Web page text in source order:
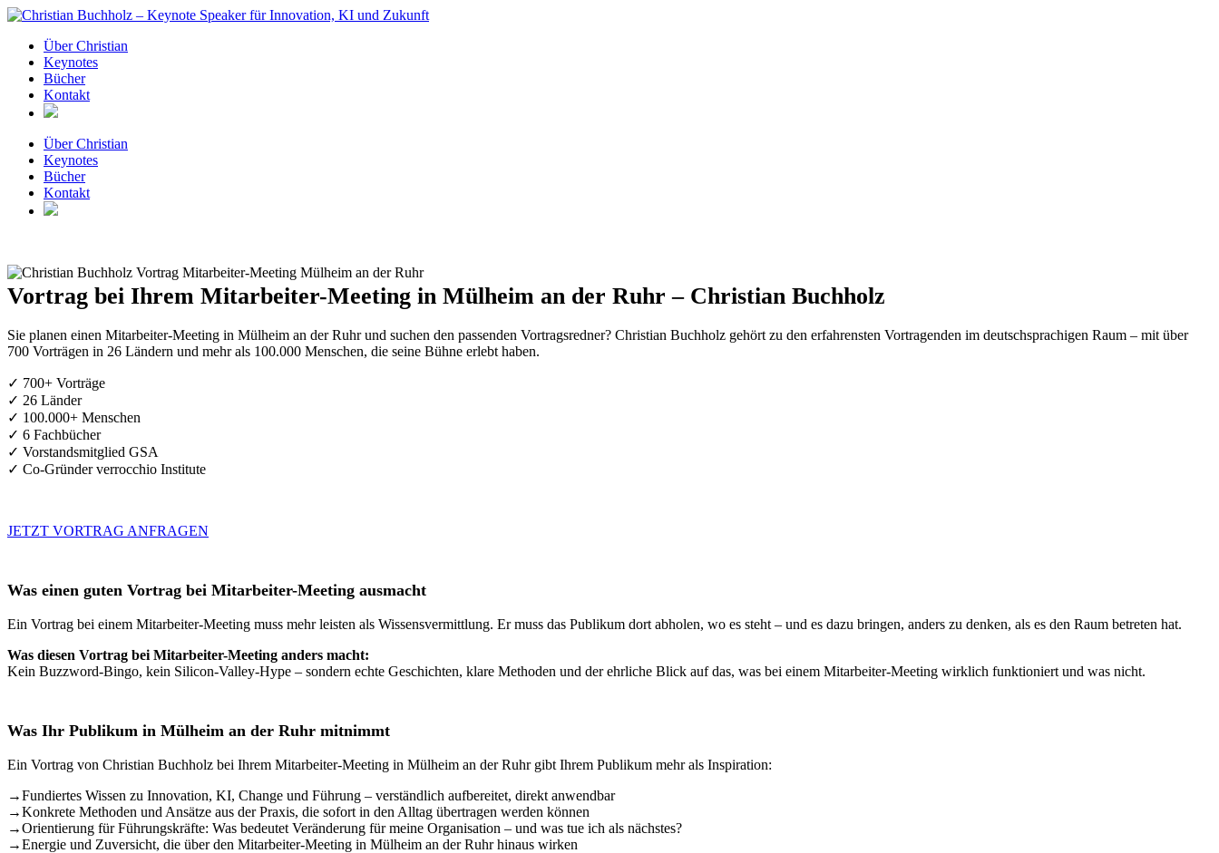
Zum
springenÜber Christian
Keynotes
Bücher
Kontakt
Über Christian
Keynotes
Bücher
Kontakt
Vortrag bei Ihrem Mitarbeiter-Meeting in Mülheim an der Ruhr – Christian Buchholz
Sie planen einen Mitarbeiter-Meeting in Mülheim an der Ruhr und suchen den passenden Vortragsredner? Christian Buchholz gehört zu den erfahrensten Vortragenden im deutschsprachigen Raum – mit über
700 Vorträgen in 26 Ländern und mehr als 100.000 Menschen, die seine Bühne erlebt haben.
✓ 700+ Vorträge
✓ 26 Länder
✓ 100.000+ Menschen
✓ 6 Fachbücher
✓ Vorstandsmitglied GSA
✓ Co-Gründer verrocchio Institute
JETZT VORTRAG ANFRAGEN
Was einen guten Vortrag bei Mitarbeiter-Meeting ausmacht
Ein Vortrag bei einem Mitarbeiter-Meeting muss mehr leisten als Wissensvermittlung. Er muss das Publikum dort abholen, wo es steht – und es dazu bringen, anders zu denken, als es den Raum betreten hat.
Was diesen Vortrag bei Mitarbeiter-Meeting anders macht:
Kein Buzzword-Bingo, kein Silicon-Valley-Hype – sondern echte Geschichten, klare Methoden und der ehrliche Blick auf das, was bei einem Mitarbeiter-Meeting wirklich funktioniert und was nicht.
Was Ihr Publikum in Mülheim an der Ruhr mitnimmt
Ein Vortrag von Christian Buchholz bei Ihrem Mitarbeiter-Meeting in Mülheim an der Ruhr gibt Ihrem Publikum mehr als Inspiration:
→Fundiertes Wissen zu Innovation, KI, Change und Führung – verständlich aufbereitet, direkt anwendbar
→Konkrete Methoden und Ansätze aus der Praxis, die sofort in den Alltag übertragen werden können
→Orientierung für Führungskräfte: Was bedeutet Veränderung für meine Organisation – und was tue ich als nächstes?
→Energie und Zuversicht, die über den Mitarbeiter-Meeting in Mülheim an der Ruhr hinaus wirken